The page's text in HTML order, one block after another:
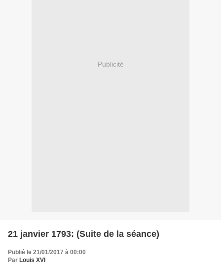
Publicité
21 janvier 1793: (Suite de la séance)
Publié le 21/01/2017 à 00:00
Par Louis XVI